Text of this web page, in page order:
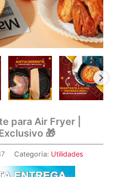
para Air Fryer |
🎁
Categoria: Utilidades